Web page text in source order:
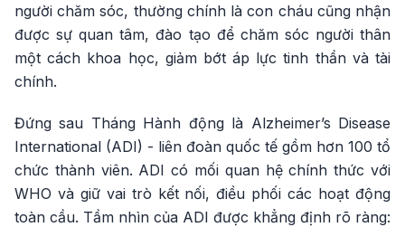
người chăm sóc, thường chính là con cháu cũng nhận
được sự quan tâm, đào tạo để chăm sóc người thân
một cách khoa học, giảm bớt áp lực tinh thần và tài
chính.
Đứng sau Tháng Hành động là Alzheimer’s Disease
International (ADI) - liên đoàn quốc tế gồm hơn 100 tổ
chức thành viên. ADI có mối quan hệ chính thức với
WHO và giữ vai trò kết nối, điều phối các hoạt động
toàn cầu. Tầm nhìn của ADI được khẳng định rõ ràng: